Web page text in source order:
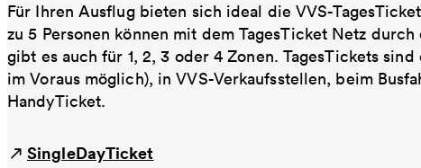
Für Ihren Ausflug bieten sich ideal die VVS-
zu 5 Personen können mit dem TagesTicket Netz
gibt es auch für 1, 2, 3 oder 4 Zonen. TagesTickets
im Voraus möglich), in VVS-Verkaufsstellen, beim
HandyTicket.
SingleDayTicket